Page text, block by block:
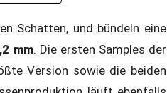
Schatten, und bündeln eine
mm. Die ersten Samples der
Version sowie die beiden